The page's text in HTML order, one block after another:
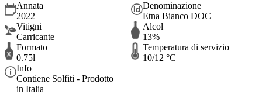
Annata
2022
Denominazione
Etna Bianco DOC
Vitigni
Carricante
Alcol
13%
Formato
0.75l
Temperatura di servizio
10/12 °C
Info
Contiene Solfiti - Prodotto
in Italia